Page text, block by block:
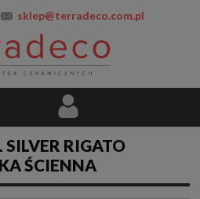
sklep@terradeco.com.pl
RIGATO
ŚCIENNA